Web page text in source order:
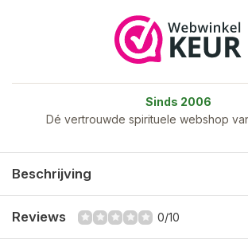
Sinds 2006
Dé vertrouwde spirituele webshop
Beschrijving
Reviews 0/10